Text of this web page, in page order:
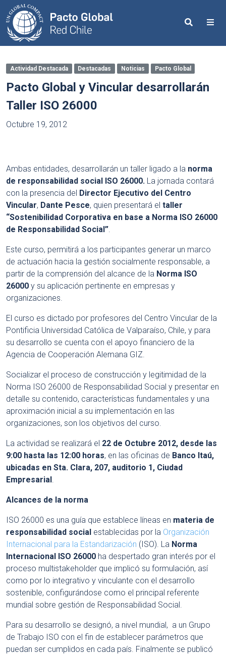
Search
Actividad Destacada Destacadas Noticias Pacto Global
Pacto Global y Vincular desarrollarán
Taller ISO 26000
Octubre 19, 2012
Ambas entidades, desarrollarán un taller ligado a la norma
de responsabilidad social ISO 26000. La jornada contará
con la presencia del Director Ejecutivo del Centro
Vincular, Dante Pesce, quien presentará el taller
“Sostenibilidad Corporativa en base a Norma ISO 26000
de Responsabilidad Social”.
Este curso, permitirá a los participantes generar un marco
de actuación hacia la gestión socialmente responsable, a
partir de la comprensión del alcance de la Norma ISO
26000 y su aplicación pertinente en empresas y
organizaciones.
El curso es dictado por profesores del Centro Vincular de la
Pontificia Universidad Católica de Valparaíso, Chile, y para
su desarrollo se cuenta con el apoyo financiero de la
Agencia de Cooperación Alemana GIZ.
Socializar el proceso de construcción y legitimidad de la
Norma ISO 26000 de Responsabilidad Social y presentar en
detalle su contenido, características fundamentales y una
aproximación inicial a su implementación en las
organizaciones, son los objetivos del curso.
La actividad se realizará el 22 de Octubre 2012, desde las
9:00 hasta las 12:00 horas, en las oficinas de Banco Itaú,
ubicadas en Sta. Clara, 207, auditorio 1, Ciudad
Empresarial.
Alcances de la norma
ISO 26000 es una guía que establece líneas en materia de
responsabilidad social establecidas por la Organización
Internacional para la Estandarización (ISO). La Norma
Internacional ISO 26000 ha despertado gran interés por el
proceso multistakeholder que implicó su formulación, así
como por lo integrativo y vinculante con el desarrollo
sostenible, configurándose como el principal referente
mundial sobre gestión de Responsabilidad Social.
Para su desarrollo se designó, a nivel mundial, a un Grupo
de Trabajo ISO con el fin de establecer parámetros que
puedan ser cumplidos en cada país. Finalmente se publicó